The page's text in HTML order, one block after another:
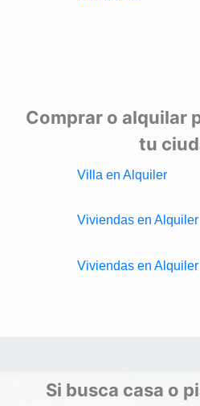
Comprar o alquilar
tu
Villa en Alquiler
Viviendas en Alquiler
Viviendas en Alquiler
Si busca casa o